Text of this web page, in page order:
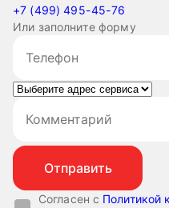
+7 (499) 495-45-76
Или заполните форму
Согласен с Политикой